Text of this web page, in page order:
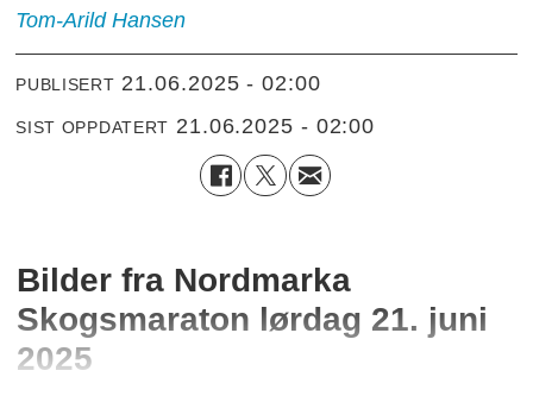
Tom-Arild Hansen
PUBLISERT 21.06.2025 - 02:00
SIST OPPDATERT 21.06.2025 - 02:00
Bilder fra Nordmarka
Skogsmaraton lørdag 21. juni
2025